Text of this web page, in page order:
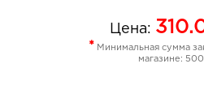
Цена:
* Минимальная сумма
магазине: